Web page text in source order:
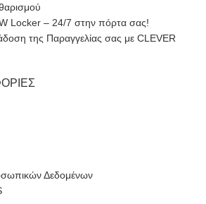
Locker – 24/7 στην πόρτα σας!
της Παραγγελίας σας με CLEVER
Δεδομένων